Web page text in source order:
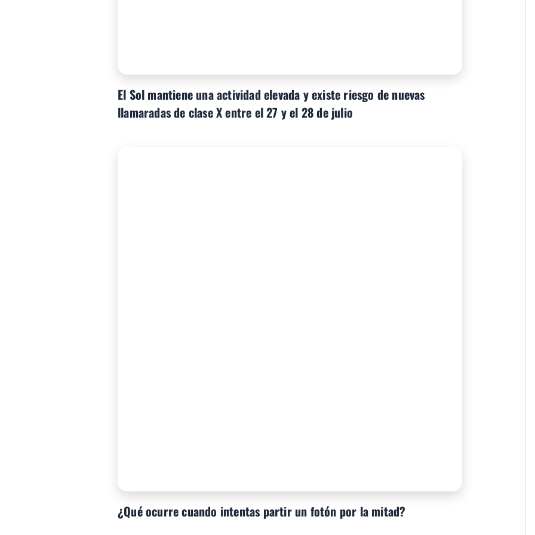
El Sol mantiene una actividad elevada y existe riesgo de nuevas
llamaradas de clase X entre el 27 y el 28 de julio
¿Qué ocurre cuando intentas partir un fotón por la mitad?